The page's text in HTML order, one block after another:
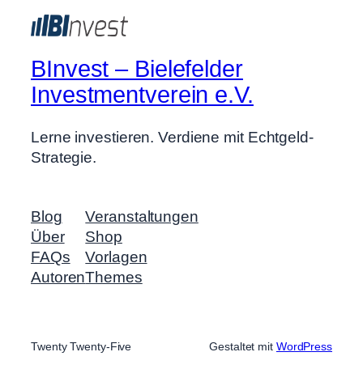
BInvest – Bielefelder
Investmentverein e.V.
Lerne investieren. Verdiene mit Echtgeld-
Strategie.
Blog
Über
FAQs
Autoren
Veranstaltungen
Shop
Vorlagen
Themes
Twenty Twenty-Five Gestaltet mit WordPress